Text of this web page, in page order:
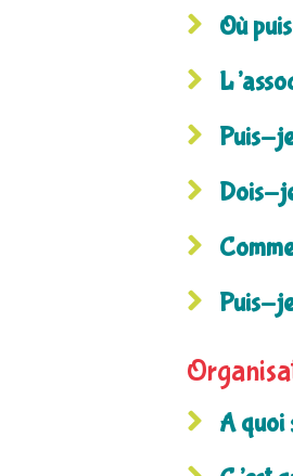
Où
Puis-
Dois-
Puis-je
A quoi